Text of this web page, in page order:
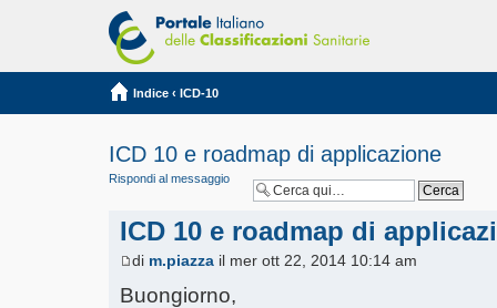
Indice ‹ ICD-10
ICD 10 e roadmap di applicazione
Rispondi al messaggio
ICD 10 e roadmap di
di m.piazza il mer ott 22, 2014 10:14 am
Buongiorno,